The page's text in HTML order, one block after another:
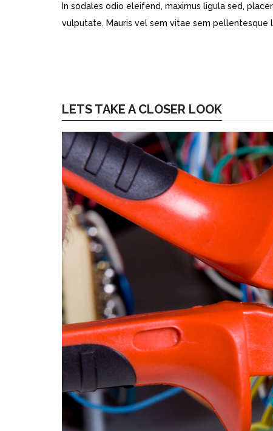
In sodales odio eleifend, maximus ligula sed,
vulputate. Mauris vel sem vitae sem pellentesque
LETS TAKE A CLOSER LOOK